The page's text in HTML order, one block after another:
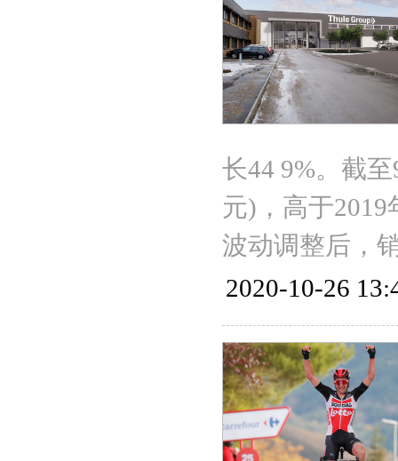
长44 9%。截
元)，高于
波动调整后，
2020-10-26